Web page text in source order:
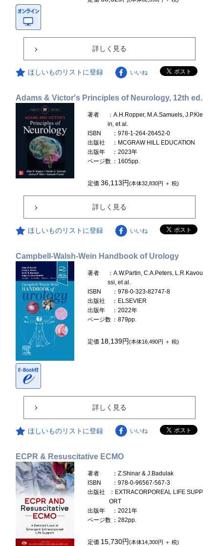
詳しく見る
ほしいものリストに登録 いいね
Adams & Victor's Principles of Neurology, 12th ed.
著者
：A.H.Ropper, M.A.Samuels, J.P.Kle
in, et al.
ISBN
：978-1-264-26452-0
出版社
：MCGRAW HILL EDUCATION
出版年
：2023年
ページ数 ：1605pp.
定価36,113円(本体32,830円 ＋ 税)
詳しく見る
ほしいものリストに登録 いいね
Campbell-Walsh-Wein Handbook of Urology
著者
：A.W.Partin, C.A.Peters, L.R.Kavou
ssi, et al.
ISBN
：978-0-323-82747-8
出版社
：ELSEVIER
出版年
：2022年
ページ数 ：879pp.
定価 18,139円(本体16,490円 ＋ 税)
詳しく見る
ほしいものリストに登録 いいね
ECPR & Resuscitative ECMO
著者
：Z.Shinar & J.Badulak
ISBN
：978-0-96567-567-3
出版社
：EXTRACORPOREAL LIFE SUPP
ORT
出版年
：2021年
ページ数 ：282pp.
定価 15,730円(本体14,300円 ＋ 税)